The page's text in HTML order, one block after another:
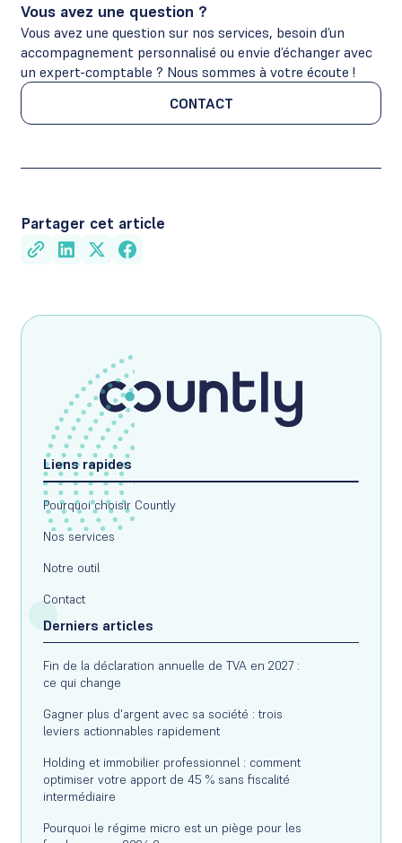
Vous avez une question ?
Vous avez une question sur nos services, besoin d’un
accompagnement personnalisé ou envie d’échanger avec
un expert-comptable ? Nous sommes à votre écoute !
CONTACT
Partager cet article
Liens rapides
Pourquoi choisir Countly
Nos services
Notre outil
Contact
Derniers articles
Fin de la déclaration annuelle de TVA en 2027 :
ce qui change
Gagner plus d'argent avec sa société : trois
leviers actionnables rapidement
Holding et immobilier professionnel : comment
optimiser votre apport de 45 % sans fiscalité
intermédiaire
Pourquoi le régime micro est un piège pour les